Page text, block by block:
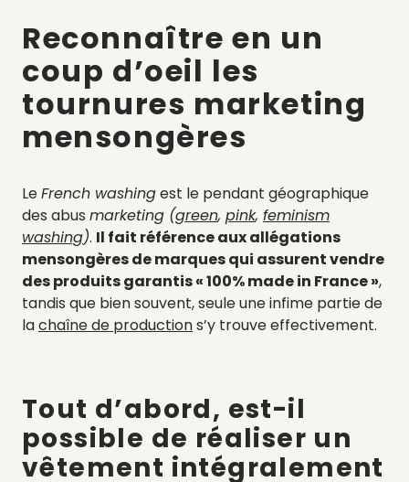
Reconnaître en un
coup d’oeil les
tournures marketing
mensongères
LeFrench washingest le pendant géographique
des abus marketing (green, pink, feminism
washing). Il fait référence aux allégations
mensongères de marques qui assurent vendre
des produits garantis « 100% made in France »,
tandis que bien souvent, seule une infime partie de
lachaîne de productions’y trouve effectivement.
Tout d’abord, est-il
possible de réaliser un
vêtement intégralement